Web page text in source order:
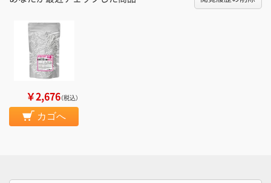
￥2,676（税込）
カゴへ